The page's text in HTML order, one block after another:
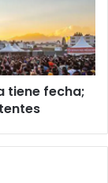
tiene fecha;